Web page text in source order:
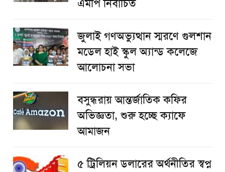
এমপি নির্বাচিত
জুলাই গণঅভ্যুত্থান স্মরণে গুলশান
মডেল হাই স্কুল অ্যান্ড কলেজে
আলোচনা সভা
বসুন্ধরায় আন্তর্জাতিক কফির
অভিজ্ঞতা, শুরু হচ্ছে ক্যাফে
আমাজন
৫ ট্রিলিয়ন ডলারের অর্থনীতির স্বপ্ন